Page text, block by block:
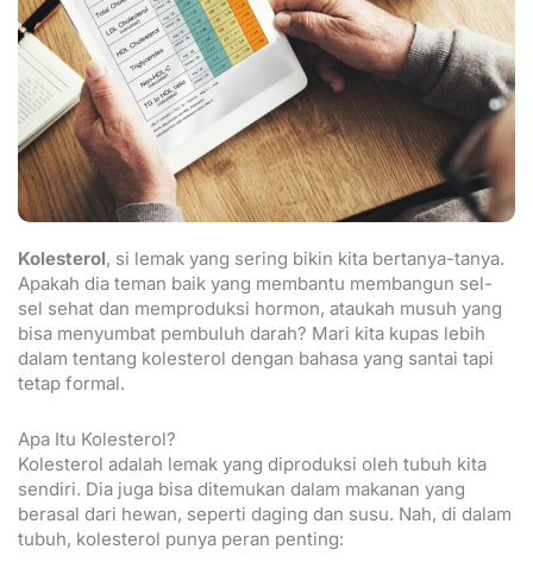
Kolesterol, si lemak yang sering bikin kita bertanya-tanya.
Apakah dia teman baik yang membantu membangun sel-
sel sehat dan memproduksi hormon, ataukah musuh yang
bisa menyumbat pembuluh darah? Mari kita kupas lebih
dalam tentang kolesterol dengan bahasa yang santai tapi
tetap formal.
Apa Itu Kolesterol?
Kolesterol adalah lemak yang diproduksi oleh tubuh kita
sendiri. Dia juga bisa ditemukan dalam makanan yang
berasal dari hewan, seperti daging dan susu. Nah, di dalam
tubuh, kolesterol punya peran penting: